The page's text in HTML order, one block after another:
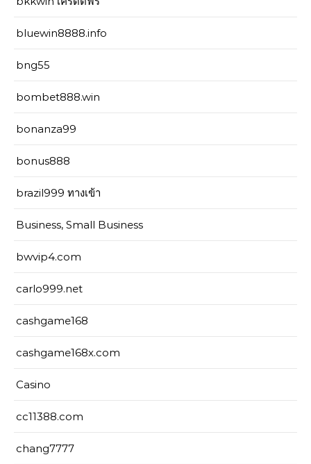
bluewin8888.info
bng55
bombet888.win
bonanza99
bonus888
brazil999 ทางเข้า
Business, Small Business
bwvip4.com
carlo999.net
cashgame168
cashgame168x.com
Casino
cc11388.com
chang7777